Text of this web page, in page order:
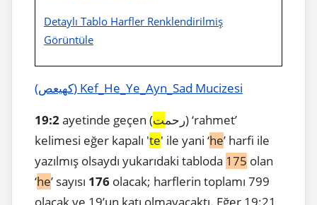
Detaylı Tablo Harfler Renklendirilmiş
Görüntüle
(كهيعص) Kef_He_Ye_Ayn_Sad Mucizesi
19:2
ayetinde geçen (رحمت
) ‘rahmet’
kelimesi eğer kapalı 'te' ile yani ‘he’ harfi ile
yazılmış olsaydı yukarıdaki tabloda 175 olan
‘he’ sayısı 176 olacak; harflerin toplamı 799